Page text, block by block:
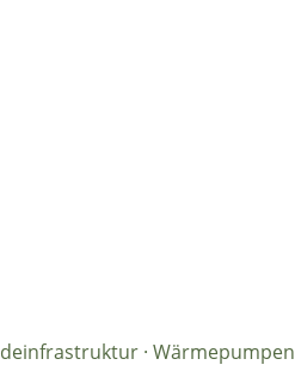
· Wärmepumpen